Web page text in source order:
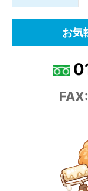
お気